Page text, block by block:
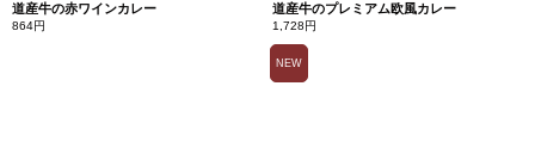
道産牛の赤ワインカレー
864円
道産牛のプレミアム欧風カレー
1,728円
NEW